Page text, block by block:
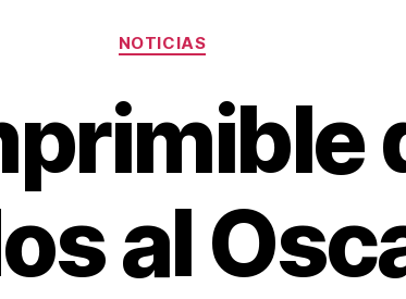
Categorías
NOTICIAS
al